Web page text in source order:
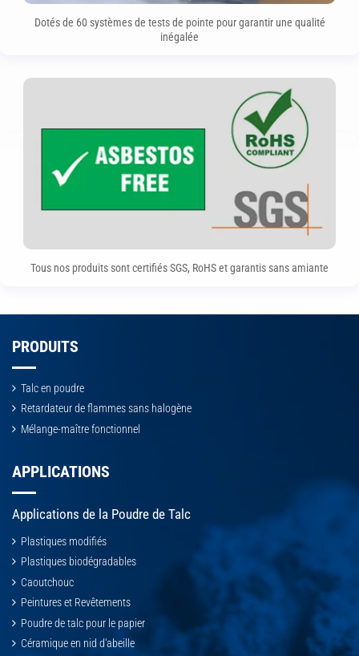
Dotés de 60 systèmes de tests de pointe pour garantir une qualité
inégalée
Tous nos produits sont certifiés SGS, RoHS et garantis sans amiante
PRODUITS
Talc en poudre
Retardateur de flammes sans halogène
Mélange-maître fonctionnel
APPLICATIONS
Applications de la Poudre de Talc
Plastiques modifiés
Plastiques biodégradables
Caoutchouc
Peintures et Revêtements
Poudre de talc pour le papier
Céramique en nid d'abeille